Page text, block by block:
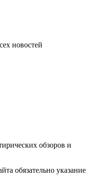
новостей
обзоров и
обязательно указание